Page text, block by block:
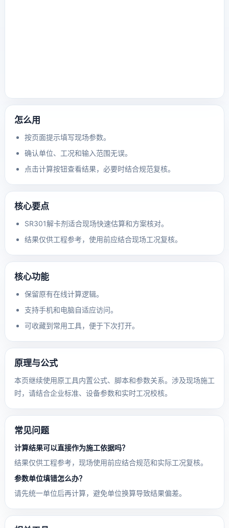
怎么用
按页面提示填写现场参数。
确认单位、工况和输入范围无误。
点击计算按钮查看结果，必要时结合规范复核。
核心要点
SR301解卡剂适合现场快速估算和方案核对。
结果仅供工程参考，使用前应结合现场工况复核。
核心功能
保留原有在线计算逻辑。
支持手机和电脑自适应访问。
可收藏到常用工具，便于下次打开。
原理与公式
本页继续使用原工具内置公式、脚本和参数关系。涉及现场施工
时，请结合企业标准、设备参数和实时工况校核。
常见问题
计算结果可以直接作为施工依据吗？
结果仅供工程参考，现场使用前应结合规范和实际工况复核。
参数单位填错怎么办？
请先统一单位后再计算，避免单位换算导致结果偏差。